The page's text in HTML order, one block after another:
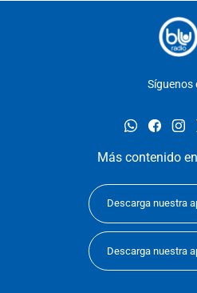
Síguenos
whatsapp
Más contenido en
Descarga nuestra
Descarga nuestra